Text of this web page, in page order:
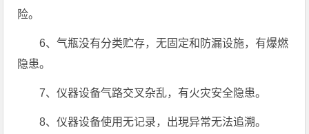
险。
6、气瓶没有分类贮存，无固定和防漏设施，有爆燃
隐患。
7、仪器设备气路交叉杂乱，有火灾安全隐患。
8、仪器设备使用无记录，出現异常无法追溯。